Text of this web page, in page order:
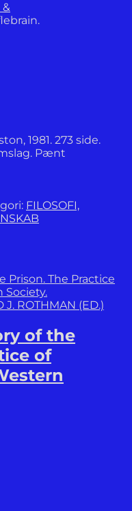
&
1981. 273 side.
Pænt
FILOSOFI,
J. ROTHMAN (ED.)
of the
of